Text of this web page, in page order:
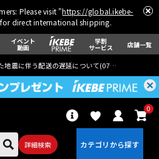
Please visit "https://global.ikebe-
direct international shipping.
イベント
動画
学割
サービス 店舗一覧
地震に伴う配送の遅延について(07月29日
詳細検索
0